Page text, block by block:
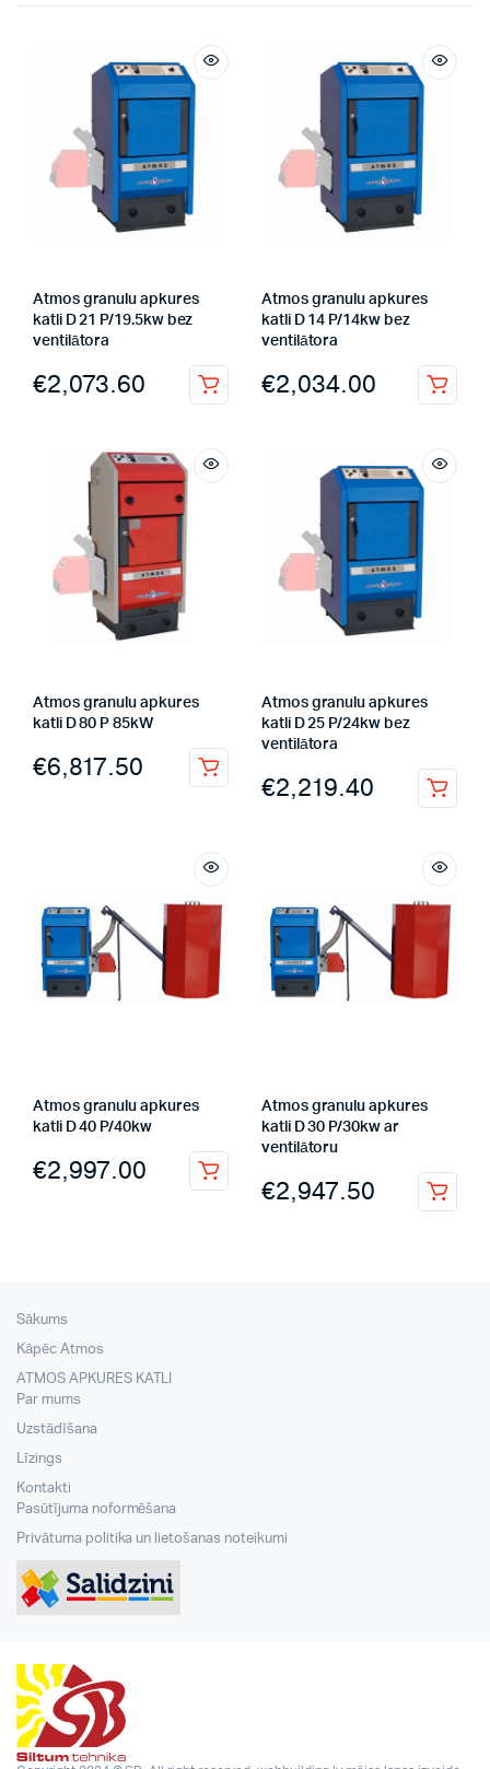
Atmos granulu apkures
katli D 21 P/19.5kw bez
ventilātora
€2,073.60
Atmos granulu apkures
katli D 14 P/14kw bez
ventilātora
€2,034.00
Atmos granulu apkures
katli D 80 P 85kW
€6,817.50
Atmos granulu apkures
katli D 25 P/24kw bez
ventilātora
€2,219.40
Atmos granulu apkures
katli D 40 P/40kw
€2,997.00
Atmos granulu apkures
katli D 30 P/30kw ar
ventilātoru
€2,947.50
Sākums
Kāpēc Atmos
ATMOS APKURES KATLI
Par mums
Uzstādīšana
Līzings
Kontakti
Pasūtījuma noformēšana
Privātuma politika un lietošanas noteikumi